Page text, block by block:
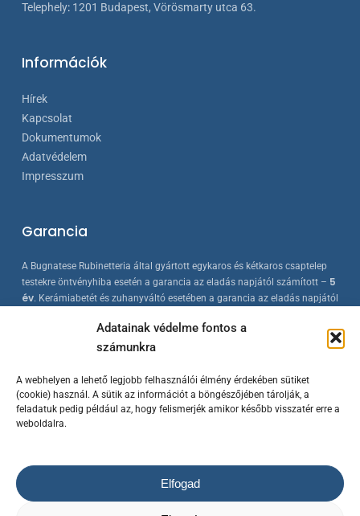
Adatainak védelme fontos a
számunkra
A webhelyen a lehető legjobb felhasználói élmény érdekében sütiket
(cookie) használ. A sütik az információt a böngészőjében tárolják, a
feladatuk pedig például az, hogy felismerjék amikor később visszatér erre a
weboldalra.
Elfogad
Telephely: 1201 Budapest, Vörösmarty utca 63.
Információk
Hírek
Kapcsolat
Dokumentumok
Adatvédelem
Impresszum
Garancia
A Bugnatese Rubinetteria által gyártott egykaros és kétkaros csaptelep
testekre öntvényhiba esetén a garancia az eladás napjától számított – 5
év. Kerámiabetét és zuhanyváltó esetében a garancia az eladás napjától
szabványokkal összhangban készülnek, folyamatos minőség-ellenőrzés
© 2023 Bugnatese Hungary Kft.– bugnatese.hu/ Készítette aRowww